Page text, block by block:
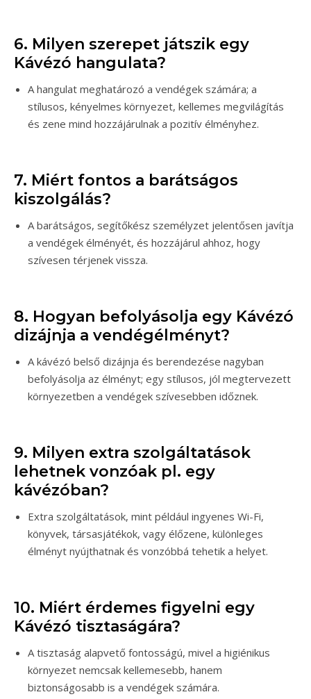
6. Milyen szerepet játszik egy
Kávézó hangulata?
A hangulat meghatározó a vendégek számára; a
stílusos, kényelmes környezet, kellemes megvilágítás
és zene mind hozzájárulnak a pozitív élményhez.
7. Miért fontos a barátságos
kiszolgálás?
A barátságos, segítőkész személyzet jelentősen javítja
a vendégek élményét, és hozzájárul ahhoz, hogy
szívesen térjenek vissza.
8. Hogyan befolyásolja egy Kávézó
dizájnja a vendégélményt?
A kávézó belső dizájnja és berendezése nagyban
befolyásolja az élményt; egy stílusos, jól megtervezett
környezetben a vendégek szívesebben időznek.
9. Milyen extra szolgáltatások
lehetnek vonzóak pl. egy
kávézóban?
Extra szolgáltatások, mint például ingyenes Wi-Fi,
könyvek, társasjátékok, vagy élőzene, különleges
élményt nyújthatnak és vonzóbbá tehetik a helyet.
10. Miért érdemes figyelni egy
Kávézó tisztaságára?
A tisztaság alapvető fontosságú, mivel a higiénikus
környezet nemcsak kellemesebb, hanem
biztonságosabb is a vendégek számára.